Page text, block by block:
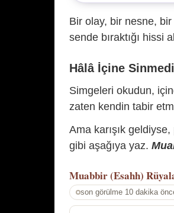
Bir olay, bir nesne,
sende bıraktığı hissi
Hâlâ İçine
Simgeleri okudun,
zaten kendin tabir
Ama karışık
gibi aşağıya yaz.
Muabbir (Esahh)
son görülme 10 dakika